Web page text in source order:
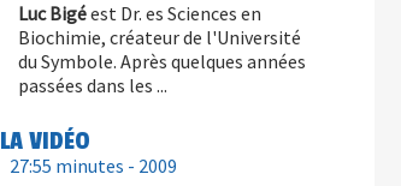
Luc Bigéest Dr. es Sciences en
Biochimie, créateur de l'Université
du Symbole. Après quelques années
passées dans les ...
LA VIDÉO
27:55 minutes - 2009